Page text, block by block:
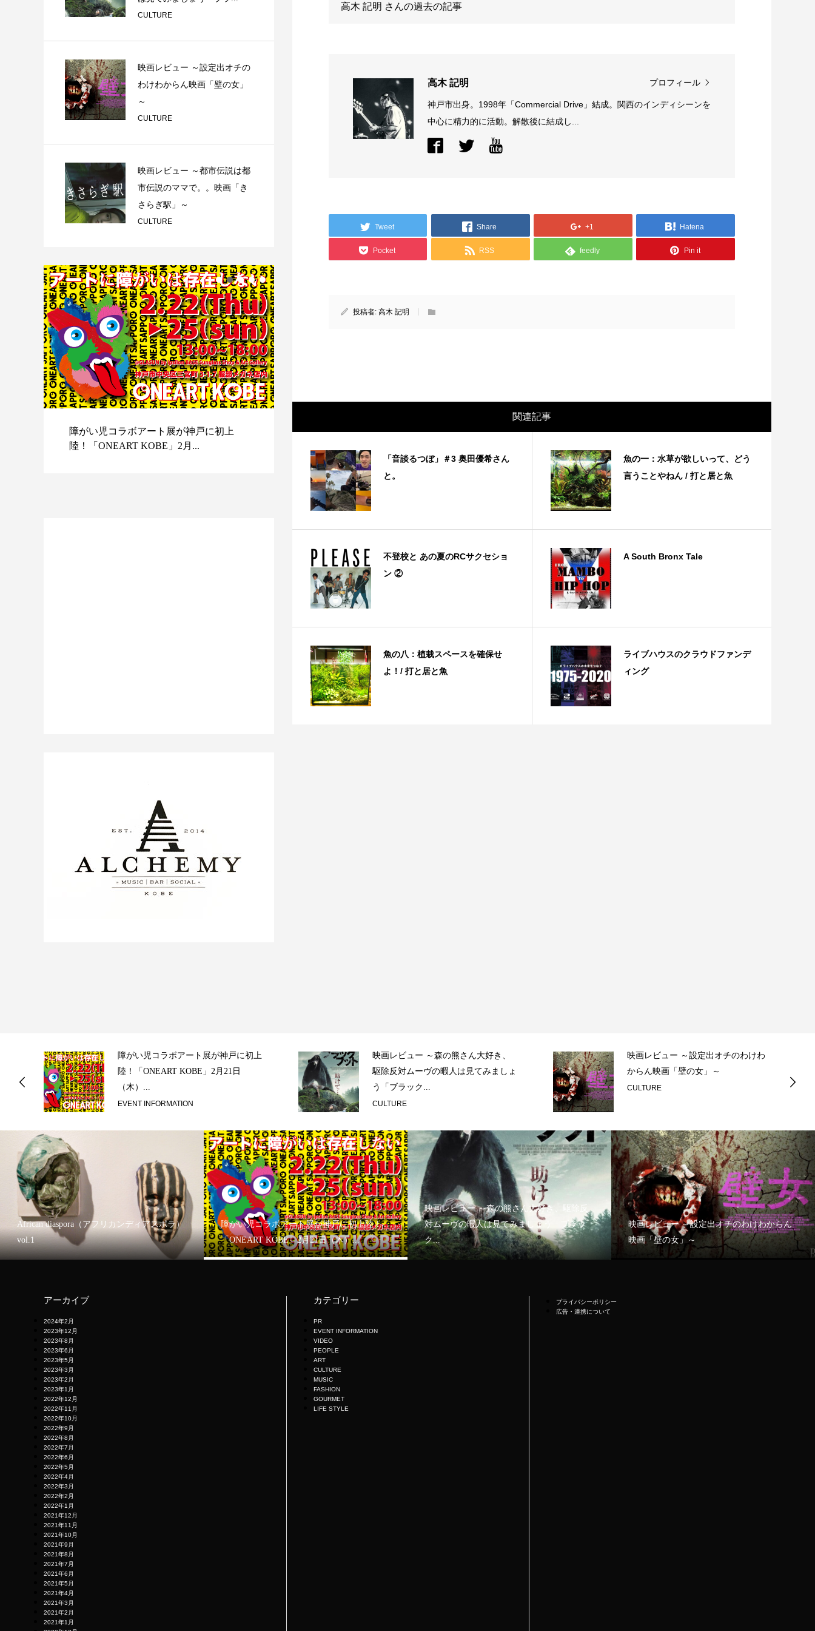
高木 記明 さんの過去の記事
高木 記明 プロフィール
神戸市出身。1998年「Commercial Drive」結成。関西のインディシーンを
中心に精力的に活動。解散後に結成し...
Tweet Share +1 Hatena
Pocket RSS feedly Pin it
投稿者:高木 記明
関連記事
「音談るつぼ」＃3 奥田優希さん
と。
魚の一：水草が欲しいって、どう
言うことやねん / 打と居と魚
不登校と あの夏のRCサクセショ
ン ②
A South Bronx Tale
魚の八：植栽スペースを確保せ
よ！/ 打と居と魚
ライブハウスのクラウドファンデ
ィング
CULTURE
映画レビュー ～設定出オチの
わけわからん映画「壁の女」
～
CULTURE
映画レビュー ～都市伝説は都
市伝説のママで。。映画「き
さらぎ駅」～
CULTURE
障がい児コラボアート展が神戸に初上
陸！「ONEART KOBE」2月...
映画レビュー ～森の熊さん大好き、駆除
反対ムーヴの暇人は見てみましょ...
映画レビュー ～設定出オチのわけわから
ん映画「壁の女」～
障がい児コラボアート展が神戸に初上
陸！「ONEART KOBE」2月21日
（木）...
EVENT INFORMATION
映画レビュー ～森の熊さん大好き、
駆除反対ムーヴの暇人は見てみましょ
う「ブラック...
CULTURE
映画レビュー ～設定出オチのわけわ
からん映画「壁の女」～
CULTURE
African diaspora（アフリカンディアスポラ）
vol.1
障がい児コラボアート展が神戸に初上陸！
「ONEART KOBE」2月21日（木）...
映画レビュー ～森の熊さん大好き、駆除反
対ムーヴの暇人は見てみましょう「ブラッ
ク...
映画レビュー ～設定出オチのわけわからん
映画「壁の女」～
アーカイブ
2024年2月
2023年12月
2023年8月
2023年6月
2023年5月
2023年3月
2023年2月
2023年1月
2022年12月
2022年11月
2022年10月
2022年9月
2022年8月
2022年7月
2022年6月
2022年5月
2022年4月
2022年3月
2022年2月
2022年1月
2021年12月
2021年11月
2021年10月
2021年9月
2021年8月
2021年7月
2021年6月
2021年5月
2021年4月
2021年3月
2021年2月
2021年1月
カテゴリー
PR
EVENT INFORMATION
VIDEO
PEOPLE
ART
CULTURE
MUSIC
FASHION
GOURMET
LIFE STYLE
プライバシーポリシー
広告・連携について